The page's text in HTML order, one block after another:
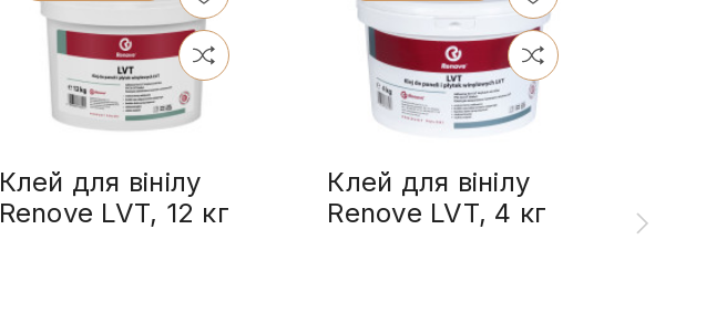
Клей для вінілу
Renove LVT, 12 кг
Клей для вінілу
Renove LVT, 4 кг